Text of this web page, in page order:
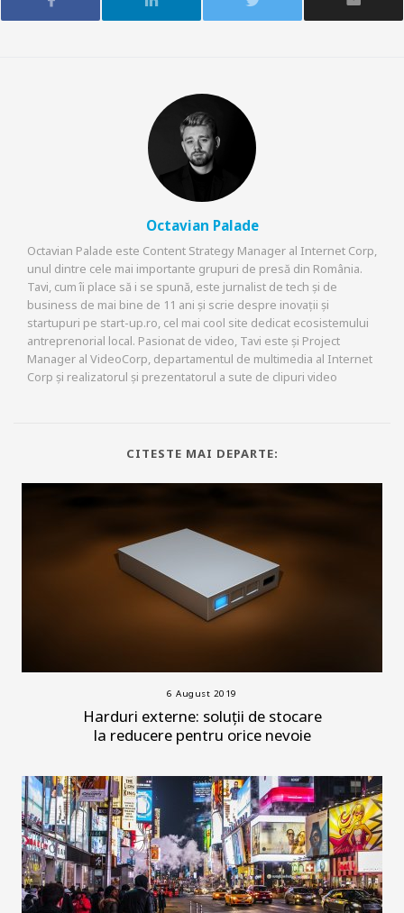
Octavian Palade
Octavian Palade este Content Strategy Manager al Internet Corp,
unul dintre cele mai importante grupuri de presă din România.
Tavi, cum îi place să i se spună, este jurnalist de tech și de
business de mai bine de 11 ani și scrie despre inovații și
startupuri pe start-up.ro, cel mai cool site dedicat ecosistemului
antreprenorial local. Pasionat de video, Tavi este și Project
Manager al VideoCorp, departamentul de multimedia al Internet
Corp și realizatorul și prezentatorul a sute de clipuri video
CITESTE MAI DEPARTE:
6 August 2019
Harduri externe: soluții de stocare
la reducere pentru orice nevoie